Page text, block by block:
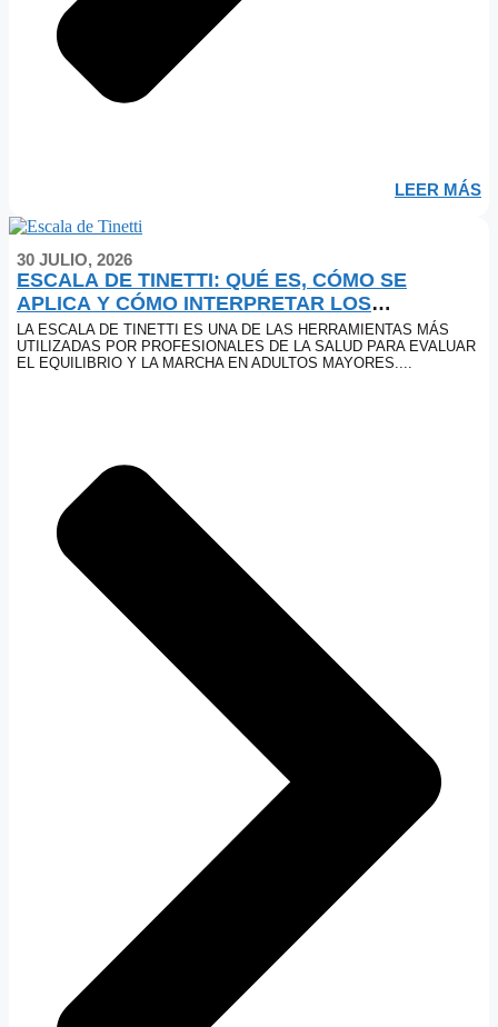
LEER MÁS
30 JULIO, 2026
ESCALA DE TINETTI: QUÉ ES, CÓMO SE
APLICA Y CÓMO INTERPRETAR LOS
RESULTADOS
LA ESCALA DE TINETTI ES UNA DE LAS HERRAMIENTAS MÁS
UTILIZADAS POR PROFESIONALES DE LA SALUD PARA EVALUAR
EL EQUILIBRIO Y LA MARCHA EN ADULTOS MAYORES....